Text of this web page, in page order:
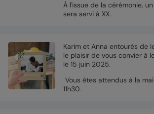
À l'issue de la cérémonie,
sera servi à XX.
Karim et Anna entourés de
le plaisir de vous convier à
le 15 juin 2025.
Vous êtes attendus à la
11h30.